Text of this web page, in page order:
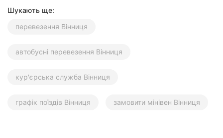
Суми
Франківськ
Луцьк
Ужгород
Шукають ще:
перевезення Вінниця
автобусні перевезення Вінниця
кур'єрська служба Вінниця
графік поїздів Вінниця замовити мінівен Вінниця